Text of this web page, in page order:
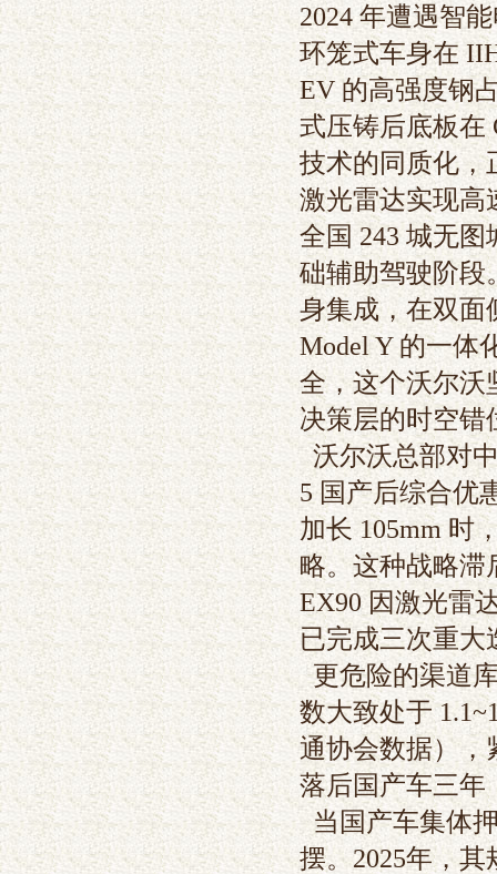
2024 年遭遇智
环笼式车身在
EV 的高强度钢
式压铸后底板在
技术的同质化，
激光雷达实现高
全国 243 城无
础辅助驾驶阶段
身集成，在双面
Model Y 的一
全，这个沃尔沃
决策层的时空错
沃尔沃总部对中
5 国产后综合优
加长 105mm 时
略。这种战略滞
EX90 因激光雷
已完成三次重大
更危险的渠道
数大致处于
通协会数据），
落后国产车三年
当国产车集体
摆。2025年，